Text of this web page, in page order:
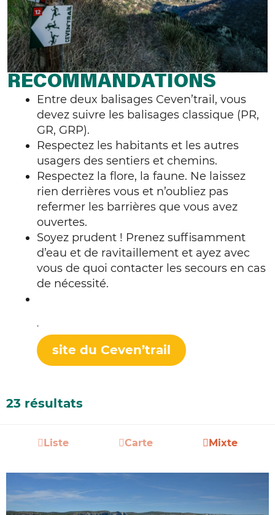
RECOMMANDATIONS
Entre deux balisages Ceven’trail, vous
devez suivre les balisages classique (PR,
GR, GRP).
Respectez les habitants et les autres
usagers des sentiers et chemins.
Respectez la flore, la faune. Ne laissez
rien derrières vous et n’oubliez pas
refermer les barrières que vous avez
ouvertes.
Soyez prudent ! Prenez suffisamment
d’eau et de ravitaillement et ayez avec
vous de quoi contacter les secours en cas
de nécessité.
.
site du Ceven’trail
23 résultats
Liste Carte Mixte